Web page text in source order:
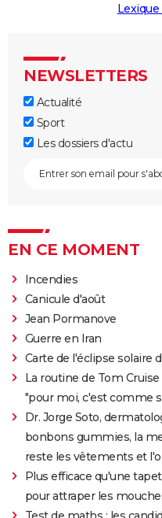
NEWSLETTERS
Actualité
Sport
Les dossiers d'actu
EN CE MOMENT
Incendies
Canicule d'août
Jean Pormanove
Guerre en Iran
Carte de l'éclipse solaire
La routine de Tom
"pour moi, c'est comme
Dr. Jorge Soto,
bonbons gummies, la
reste les vêtements et
Plus efficace qu'une
pour attraper les